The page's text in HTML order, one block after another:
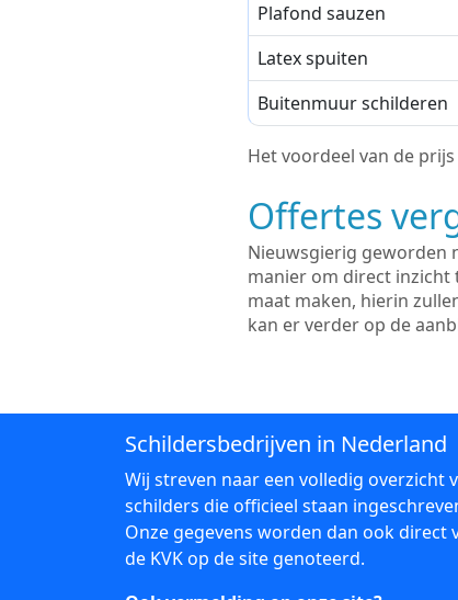
Plafond sauzen
Latex spuiten
Buitenmuur schilderen
Het voordeel van de
Offertes
Nieuwsgierig geworden
manier om direct inzicht
maat maken, hierin
kan er verder op de
Schildersbedrijven in Nederland
Wij streven naar een volledig overzicht
schilders die officieel staan
Onze gegevens worden dan ook direct
de KVK op de site genoteerd.